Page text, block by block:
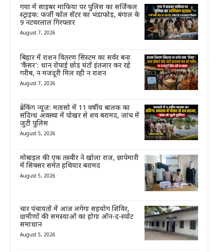
गया में साइबर माफिया पर पुलिस का सर्जिकल
स्ट्राइक: फर्जी कॉल सेंटर का भंडाफोड़, बंगाल के
9 नटवरलाल गिरफ्तार
August 7, 2026
बिहार में राशन वितरण सिस्टम का सर्वर बना
‘कैंसर’: धान रोपाई छोड़ घंटों इंतजार कर रहे
गरीब, न मजदूरी मिल रही न राशन
August 7, 2026
ब्रेकिंग न्यूज़: मतासो में 11 वर्षीय बालक का
संदिग्ध अवस्था में पोखर से शव बरामद, जांच में
जुटी पुलिस
August 5, 2026
मोबाइल की एक तस्वीर ने खोला राज, छापेमारी
में सिक्सर समेत हथियार बरामद
August 5, 2026
चार पंचायतों में आज लगेगा सहयोग शिविर,
ग्रामीणों की समस्याओं का होगा ऑन-द-स्पॉट
समाधान
August 5, 2026